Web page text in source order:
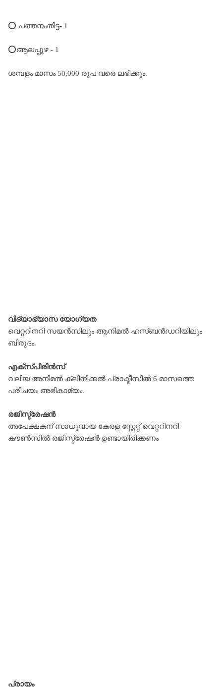
⭕️ പത്തനംതിട്ട- 1
⭕️ആലപ്പുഴ - 1
ശമ്പളം മാസം 50,000 രൂപ വരെ ലഭിക്കും.
വിദ്യാഭ്യാസ യോഗ്യത
വെറ്ററിനറി സയൻസിലും ആനിമൽ ഹസ്ബൻഡറിയിലും
ബിരുദം.
എക്സ്പീരിൻസ്
വലിയ അനിമൽ ക്ലിനിക്കൽ പ്രാക്ടീസിൽ 6 മാസത്തെ
പരിചയം അഭികാമ്യം.
രജിസ്ട്രേഷൻ
അപേക്ഷകന് സാധുവായ കേരള സ്റ്റേറ്റ് വെറ്ററിനറി
കൗൺസിൽ രജിസ്ട്രേഷൻ ഉണ്ടായിരിക്കണം
പ്രായം